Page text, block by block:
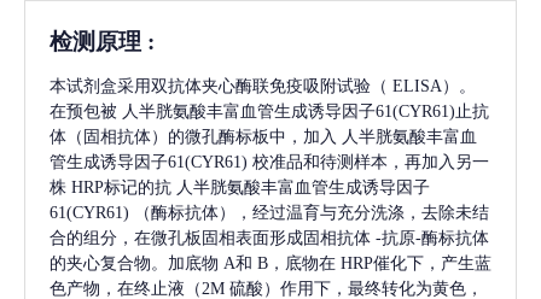
检测原理 :
本试剂盒采用双抗体夹心酶联免疫吸附试验（ ELISA）。
在预包被 人半胱氨酸丰富血管生成诱导因子61(CYR61) 止抗
体（固相抗体）的微孔酶标板中，加入
人半胱氨酸丰富血
管生成诱导因子61(CYR61) 校准品和待测样本，再加入另一
株 HRP标记的抗 人半胱氨酸丰富血管生成诱导因子
61(CYR61)
（酶标抗体），经过温育与充分洗涤，去除未结
合的组分，在微孔板固相表面形成固相抗体 -抗原-酶标抗体
的夹心复合物。加底物 A和 B，底物在 HRP催化下，产生蓝
色产物，在终止液（2M 硫酸）作用下，最终转化为黄色，